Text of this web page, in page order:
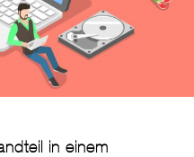
in einem